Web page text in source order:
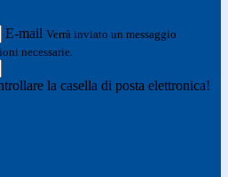
E-mail Verrà inviato un messaggio
necessarie.
la casella di posta elettronica!